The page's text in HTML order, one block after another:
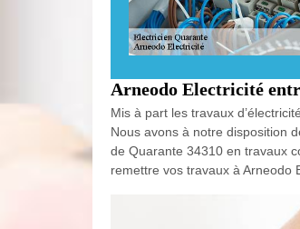
Arneodo Electricité
Mis à part les travaux
Nous avons à notre disposition
de Quarante 34310 en travaux
remettre vos travaux à Arneodo